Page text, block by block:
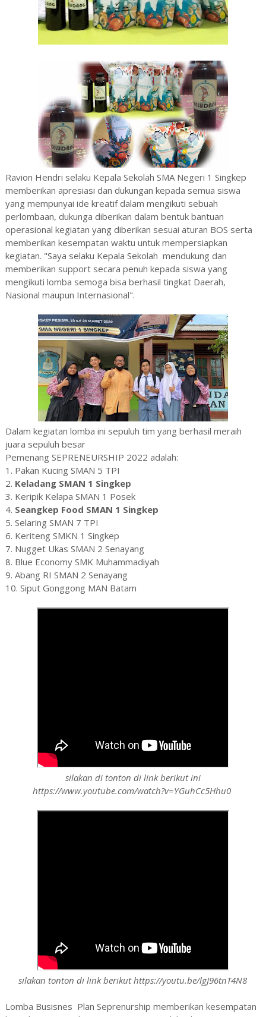
Ravion Hendri selaku Kepala Sekolah SMA Negeri 1 Singkep
memberikan apresiasi dan dukungan kepada semua siswa
yang mempunyai ide kreatif dalam mengikuti sebuah
perlombaan, dukunga diberikan dalam bentuk bantuan
operasional kegiatan yang diberikan sesuai aturan BOS serta
memberikan kesempatan waktu untuk mempersiapkan
kegiatan. "Saya selaku Kepala Sekolah mendukung dan
memberikan support secara penuh kepada siswa yang
mengikuti lomba semoga bisa berhasil tingkat Daerah,
Nasional maupun Internasional".
Dalam kegiatan lomba ini sepuluh tim yang berhasil meraih
juara sepuluh besar
Pemenang SEPRENEURSHIP 2022 adalah:
1. Pakan Kucing SMAN 5 TPI
2. Keladang SMAN 1 Singkep
3. Keripik Kelapa SMAN 1 Posek
4. Seangkep Food SMAN 1 Singkep
5. Selaring SMAN 7 TPI
6. Keriteng SMKN 1 Singkep
7. Nugget Ukas SMAN 2 Senayang
8. Blue Economy SMK Muhammadiyah
9. Abang RI SMAN 2 Senayang
10. Siput Gonggong MAN Batam
silakan di tonton di link berikut ini
https://www.youtube.com/watch?v=YGuhCc5Hhu0
silakan tonton di link berikut https://youtu.be/lgJ96tnT4N8
Lomba Busisnes Plan Seprenurship memberikan kesempatan